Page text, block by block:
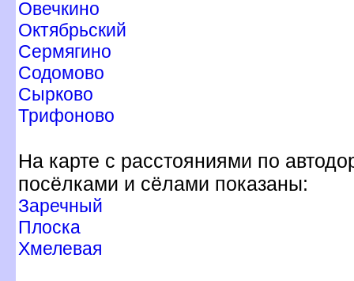
Овечкино
Октябрьский
Сермягино
Содомово
Сырково
Трифоново
На карте с расстояниями по
посёлками и сёлами показаны:
Заречный
Плоска
Хмелевая